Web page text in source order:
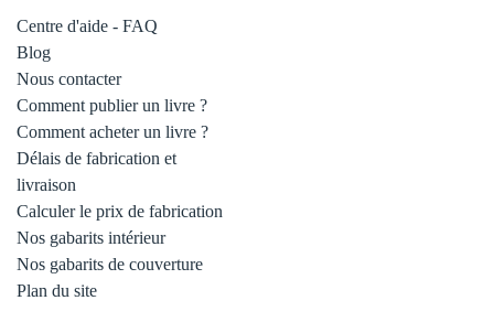
Centre d'aide - FAQ
Blog
Nous contacter
Comment publier un livre ?
Comment acheter un livre ?
Délais de fabrication et
livraison
Calculer le prix de fabrication
Nos gabarits intérieur
Nos gabarits de couverture
Plan du site